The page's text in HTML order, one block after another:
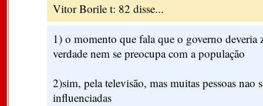
Vitor Borile t: 82 disse...
1) o momento que fala que o governo deveria
verdade nem se preocupa com a população
2)sim, pela televisão, mas muitas pessoas nao
influenciadas